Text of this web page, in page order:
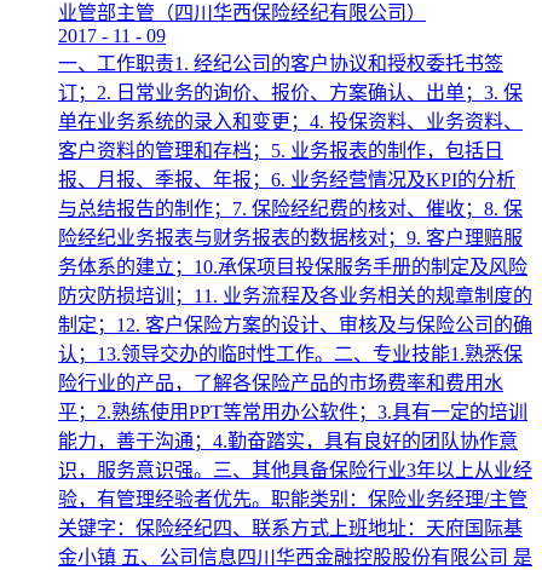
业管部主管（四川华西保险经纪有限公司）
2017 - 11 - 09
一、工作职责1. 经纪公司的客户协议和授权委托书签
订；2. 日常业务的询价、报价、方案确认、出单；3. 保
单在业务系统的录入和变更；4. 投保资料、业务资料、
客户资料的管理和存档；5. 业务报表的制作，包括日
报、月报、季报、年报；6. 业务经营情况及KPI的分析
与总结报告的制作；7. 保险经纪费的核对、催收；8. 保
险经纪业务报表与财务报表的数据核对；9. 客户理赔服
务体系的建立；10.承保项目投保服务手册的制定及风险
防灾防损培训；11. 业务流程及各业务相关的规章制度的
制定；12. 客户保险方案的设计、审核及与保险公司的确
认；13.领导交办的临时性工作。二、专业技能1.熟悉保
险行业的产品，了解各保险产品的市场费率和费用水
平；2.熟练使用PPT等常用办公软件；3.具有一定的培训
能力，善于沟通；4.勤奋踏实，具有良好的团队协作意
识，服务意识强。三、其他具备保险行业3年以上从业经
验，有管理经验者优先。职能类别：保险业务经理/主管
关键字：保险经纪四、联系方式上班地址：天府国际基
金小镇 五、公司信息四川华西金融控股股份有限公司 是